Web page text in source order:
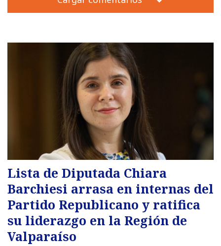
Lista de Diputada Chiara
Barchiesi arrasa en internas del
Partido Republicano y ratifica
su liderazgo en la Región de
Valparaíso